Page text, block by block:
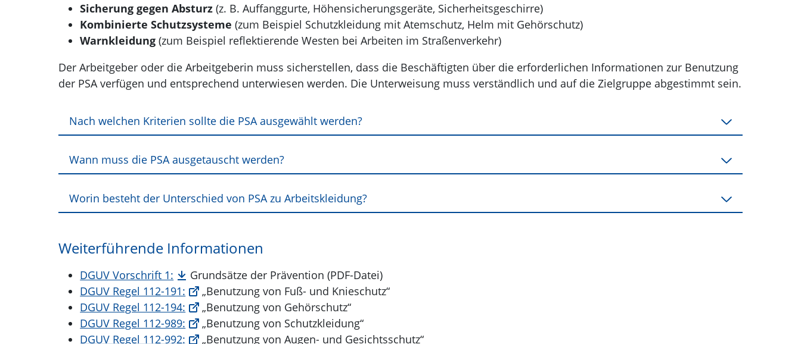
Sicherung gegen Absturz (z. B. Auffanggurte, Höhensicherungsgeräte, Sicherheitsgeschirre)
Kombinierte Schutzsysteme (zum Beispiel Schutzkleidung mit Atemschutz, Helm mit Gehörschutz)
Warnkleidung (zum Beispiel reflektierende Westen bei Arbeiten im Straßenverkehr)
Der Arbeitgeber oder die Arbeitgeberin muss sicherstellen, dass die Beschäftigten über die erforderlichen Informationen zur Benutzung
der PSA verfügen und entsprechend unterwiesen werden. Die Unterweisung muss verständlich und auf die Zielgruppe abgestimmt sein.
Nach welchen Kriterien sollte die PSA ausgewählt werden?
Wann muss die PSA ausgetauscht werden?
Worin besteht der Unterschied von PSA zu Arbeitskleidung?
Weiterführende Informationen
DGUV Vorschrift 1:
Grundsätze der Prävention (PDF-Datei)
DGUV Regel 112-191:
„Benutzung von Fuß- und Knieschutz“
DGUV Regel 112-194:
„Benutzung von Gehörschutz“
DGUV Regel 112-989:
„Benutzung von Schutzkleidung“
DGUV Regel 112-992:
„Benutzung von Augen- und Gesichtsschutz“